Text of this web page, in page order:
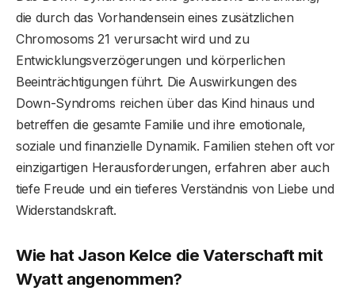
die durch das Vorhandensein eines zusätzlichen
Chromosoms 21 verursacht wird und zu
Entwicklungsverzögerungen und körperlichen
Beeinträchtigungen führt. Die Auswirkungen des
Down-Syndroms reichen über das Kind hinaus und
betreffen die gesamte Familie und ihre emotionale,
soziale und finanzielle Dynamik. Familien stehen oft vor
einzigartigen Herausforderungen, erfahren aber auch
tiefe Freude und ein tieferes Verständnis von Liebe und
Widerstandskraft.
Wie hat Jason Kelce die Vaterschaft mit
Wyatt angenommen?